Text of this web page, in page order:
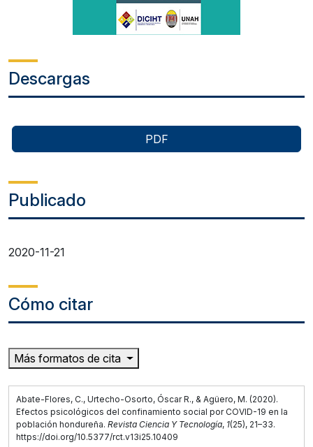
Descargas
PDF
Publicado
2020-11-21
Cómo citar
Más formatos de cita
Abate-Flores, C., Urtecho-Osorto, Óscar R., & Agüero, M. (2020).
Efectos psicológicos del confinamiento social por COVID-19 en la
población hondureña. Revista Ciencia Y Tecnología, 1(25), 21–33.
https://doi.org/10.5377/rct.v13i25.10409